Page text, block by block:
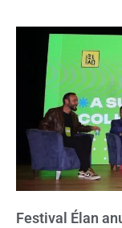
Festival Élan